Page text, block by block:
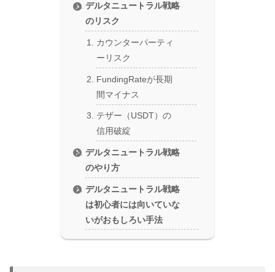
デルタニュートラル戦略
のリスク
カウンターパーティ
ーリスク
FundingRateが長期
間マイナス
テザー（USDT）の
信用破綻
デルタニュートラル戦略
のやり方
デルタニュートラル戦略
は初心者には向いていな
いがおもしろい手法